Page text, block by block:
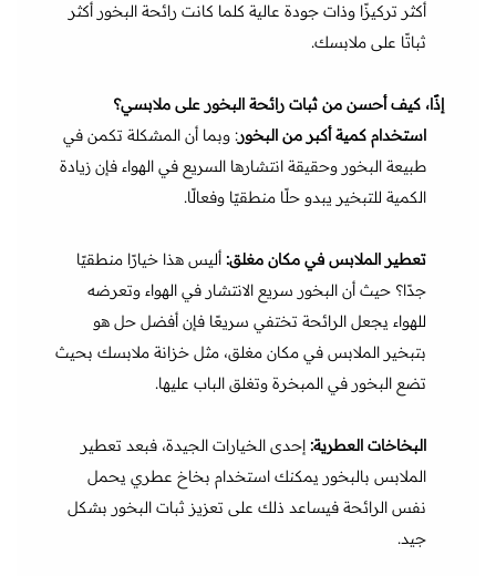
أكثر تركيزًا وذات جودة عالية كلما كانت رائحة البخور أكثر
ثباتًا على ملابسك.
إذًا، كيف أحسن من ثبات رائحة البخور على ملابسي؟
استخدام كمية أكبر من البخور: وبما أن المشكلة تكمن في
طبيعة البخور وحقيقة انتشارها السريع في الهواء فإن زيادة
الكمية للتبخير يبدو حلًا منطقيًا وفعالًا.
تعطير الملابس في مكان مغلق: أليس هذا خيارًا منطقيًا
جدًا؟ حيث أن البخور سريع الانتشار في الهواء وتعرضه
للهواء يجعل الرائحة تختفي سريعًا فإن أفضل حل هو
بتبخير الملابس في مكان مغلق، مثل خزانة ملابسك بحيث
تضع البخور في المبخرة وتغلق الباب عليها.
البخاخات العطرية: إحدى الخيارات الجيدة، فبعد تعطير
الملابس بالبخور يمكنك استخدام بخاخ عطري يحمل
نفس الرائحة فيساعد ذلك على تعزيز ثبات البخور بشكل
جيد.